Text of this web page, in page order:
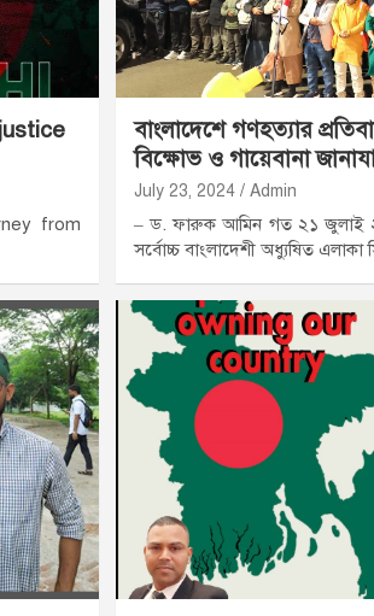
from
বাংলাদেশে গণহত্যার
বিক্ষোভ ও গায়েবানা
July 23, 2024 Admin
– ড. ফারুক আমিন গত ২১ জুলাই
সর্বোচ্চ বাংলাদেশী অধ্যুষিত